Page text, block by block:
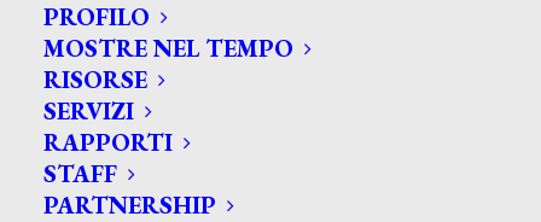
PROFILO
MOSTRE NEL TEMPO
RISORSE
SERVIZI
RAPPORTI
STAFF
PARTNERSHIP
CERCA TRA GLI ARTISTI:
Search
for: